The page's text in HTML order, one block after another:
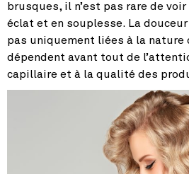
brusques, il n’est pas rare de
éclat et en souplesse. La
pas uniquement liées à la nature
dépendent avant tout de
capillaire et à la qualité des